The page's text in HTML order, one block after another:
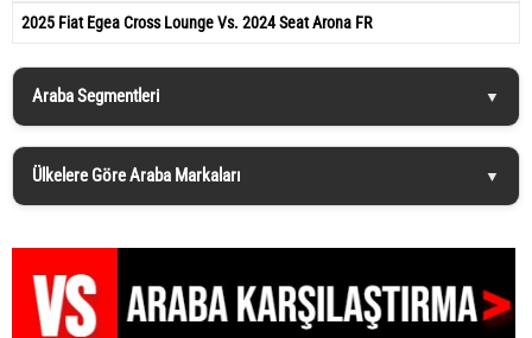
2025 Fiat Egea Cross Lounge Vs. 2024 Seat Arona FR
Araba Segmentleri
Ülkelere Göre Araba Markaları